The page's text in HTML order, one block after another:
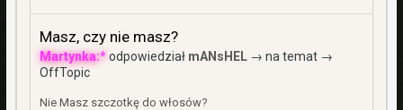
Masz, czy nie masz?
Martynka:*odpowiedział mANsHEL→ na temat →
OffTopic
Nie Masz szczotkę do włosów?